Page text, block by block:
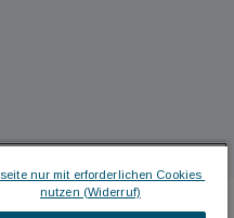
nur mit erforderlichen Cookies
nutzen (Widerruf)